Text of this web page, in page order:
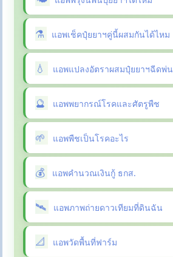
แอพเช็คปุ๋ยยาฯคู่นี้ผสมกันได้ไหม
แอพแปลงอัตราผสมปุ๋ยยาฯฉีดพ่น
แอพพยากรณ์โรคและศัตรูพืช
แอพพืชเป็นโรคอะไร
แอพคำนวณเงินกู้ ธกส.
แอพภาพถ่ายดาวเทียมที่ดินฉัน
แอพวัดพื้นที่ฟาร์ม